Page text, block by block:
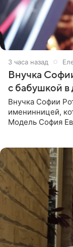
3 часа назад
Внучка
с бабушкой в
Внучка Софии
именинницей,
Модель София